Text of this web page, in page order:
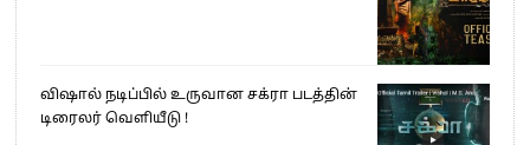
விஷால் நடிப்பில் உருவான சக்ரா படத்தின்
டிரைலர் வெளியீடு !